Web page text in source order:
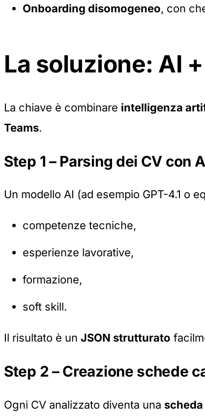
Onboarding disomogeneo, con
La soluzione: AI
La chiave è combinare intelligenza
Teams.
Step 1 – Parsing dei CV con
Un modello AI (ad esempio GPT-4.1 o
competenze tecniche,
esperienze lavorative,
formazione,
soft skill.
Il risultato è un JSON strutturato
Step 2 – Creazione schede
Ogni CV analizzato diventa una